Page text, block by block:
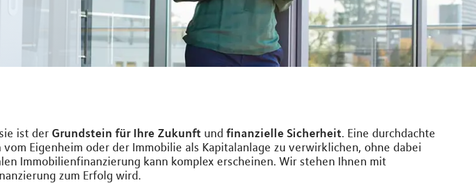
ist der Grundstein für Ihre Zukunft und finanzielle Sicherheit. Eine durchdachte
Eigenheim oder der Immobilie als Kapitalanlage zu verwirklichen, ohne dabei
Immobilienfinanzierung kann komplex erscheinen. Wir stehen Ihnen mit
zum Erfolg wird.